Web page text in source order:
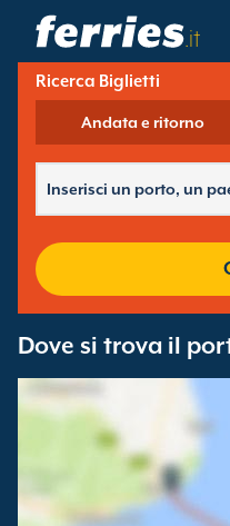
.it
Compagnie Navali
Destinazioni Traghetti
Porti Traghetti
Ricerca Biglietti
Andata e ritorno
Dove si trova il